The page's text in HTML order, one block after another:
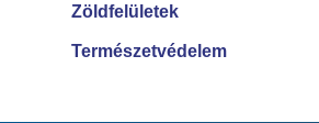
Zöldfelületek​​
Természetvédelem